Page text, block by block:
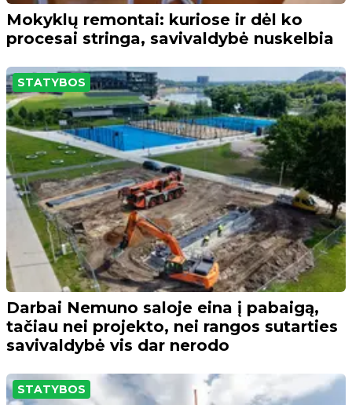
Mokyklų remontai: kuriose ir dėl ko
procesai stringa, savivaldybė nuskelbia
STATYBOS
Darbai Nemuno saloje eina į pabaigą,
tačiau nei projekto, nei rangos sutarties
savivaldybė vis dar nerodo
STATYBOS